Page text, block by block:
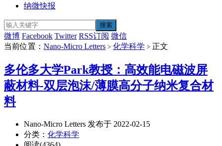
纳微快报
微博 Facebook Twitter RSS订阅 微信
当前位置： Nano-Micro Letters > 化学科学 > 正文
多伦多大学Park教授：高效能电磁波屏
蔽材料-双层泡沫/薄膜高分子纳米复合材
料
Nano-Micro Letters 发布于 2022-02-15
分类： 化学科学